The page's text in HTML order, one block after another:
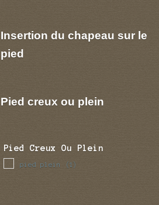
Insertion du chapeau sur le
pied
Pied creux ou plein
Pied Creux Ou Plein
pied plein (1)